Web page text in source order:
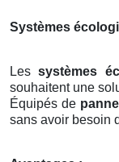
Systèmes
Lessystèmes
souhaitent une
Équipés de
sans avoir besoin